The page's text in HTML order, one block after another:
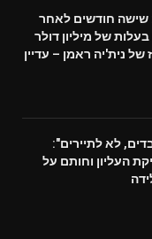
שישה חודשים לאחר
של מיליון דולר
של נית'יה ראמן – עדיין
לא לתיירים":
העליון וחותם על